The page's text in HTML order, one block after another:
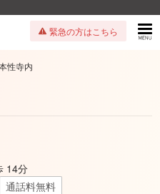
緊急の方はこちら
性寺内
14分
通話料無料